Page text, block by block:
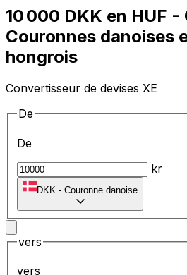
10 000 DKK en HUF
Couronnes danoises
hongrois
Convertisseur de devises XE
De
De
kr
DKK - Couronne danoise
vers
vers